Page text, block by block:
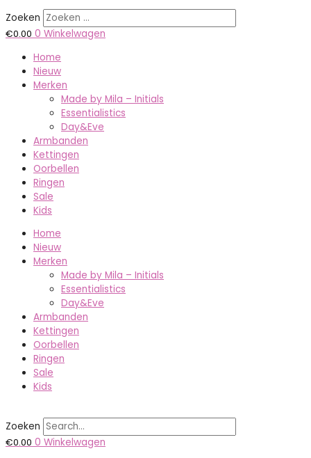
Zoeken
€0.00 0 Winkelwagen
Home
Nieuw
Merken
Made by Mila – Initials
Essentialistics
Day&Eve
Armbanden
Kettingen
Oorbellen
Ringen
Sale
Kids
Home
Nieuw
Merken
Made by Mila – Initials
Essentialistics
Day&Eve
Armbanden
Kettingen
Oorbellen
Ringen
Sale
Kids
Zoeken
€0.00 0 Winkelwagen